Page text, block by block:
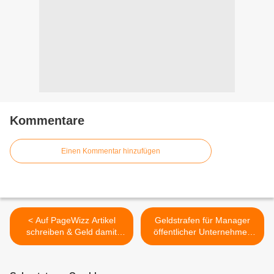
Kommentare
Einen Kommentar hinzufügen
< Auf PageWizz Artikel
schreiben & Geld damit
verdienen
Geldstrafen für Manager
öffentlicher Unternehmen
bei Kundenunzufriedenheit?